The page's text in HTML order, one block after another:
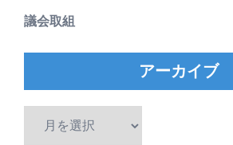
議会取組
アーカイブ